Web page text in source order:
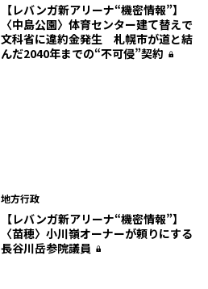
【レバンガ新アリーナ“機密情報”】
〈中島公園〉体育センター建て替えで
文科省に違約金発生 札幌市が道と結
んだ2040年までの“不可侵”契約
地方行政
【レバンガ新アリーナ“機密情報”】
〈苗穂〉小川嶺オーナーが頼りにする
長谷川岳参院議員